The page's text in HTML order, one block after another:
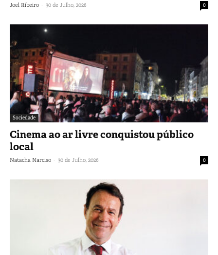
Joel Ribeiro - 30 de Julho, 2026 0
Sociedade
Cinema ao ar livre conquistou público
local
Natacha Narciso - 30 de Julho, 2026 0